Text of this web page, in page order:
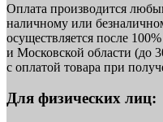
Оплата производится
наличному или
осуществляется после
и Московской области (до
с оплатой товара при
Для физических лиц: